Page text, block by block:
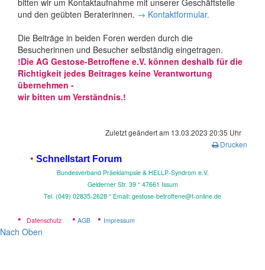
bitten wir um Kontaktaufnahme mit unserer Geschäftstelle
und den geübten Beraterinnen. → Kontaktformular.
Die Beiträge in beiden Foren werden durch die
Besucherinnen und Besucher selbständig eingetragen.
!Die AG Gestose-Betroffene e.V. können deshalb für die
Richtigkeit jedes Beitrages keine Verantwortung
übernehmen -
wir bitten um Verständnis.!
Zuletzt geändert am 13.03.2023 20:35 Uhr
Drucken
• Schnellstart Forum
Bundesverband Präeklampsie & HELLP-Syndrom e.V.
Gelderner Str. 39 * 47661 Issum
Tel. (049) 02835-2628 * Email: gestose-betroffene@t-online.de
• Datenschutz • AGB • Impressum
Nach Oben